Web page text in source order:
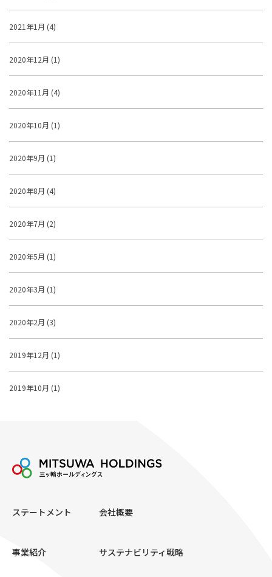
2021年1月 (4)
2020年12月 (1)
2020年11月 (4)
2020年10月 (1)
2020年9月 (1)
2020年8月 (4)
2020年7月 (2)
2020年5月 (1)
2020年3月 (1)
2020年2月 (3)
2019年12月 (1)
2019年10月 (1)
ステートメント 会社概要
事業紹介 サステナビリティ戦略